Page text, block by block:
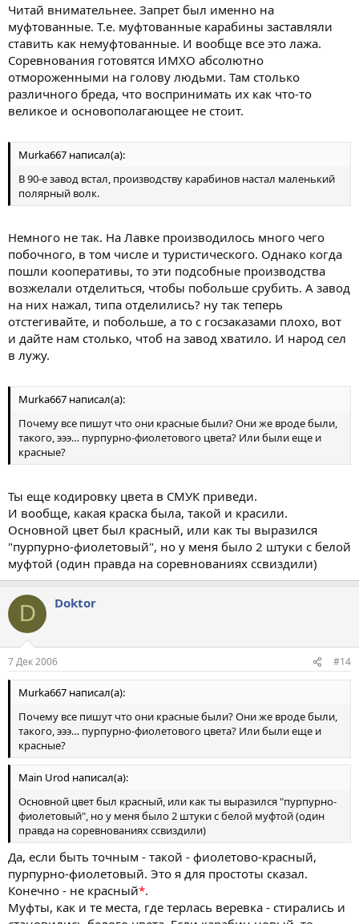
Читай внимательнее. Запрет был именно на
муфтованные. Т.е. муфтованные карабины заставляли
ставить как немуфтованные. И вообще все это лажа.
Соревнования готовятся ИМХО абсолютно
отмороженными на голову людьми. Там столько
различного бреда, что воспринимать их как что-то
великое и основополагающее не стоит.
Murka667 написал(а):
В 90-е завод встал, производству карабинов настал маленький
полярный волк.
Немного не так. На Лавке производилось много чего
побочного, в том числе и туристического. Однако когда
пошли кооперативы, то эти подсобные производства
возжелали отделиться, чтобы побольше срубить. А завод
на них нажал, типа отделились? ну так теперь
отстегивайте, и побольше, а то с госзаказами плохо, вот
и дайте нам столько, чтоб на завод хватило. И народ сел
в лужу.
Murka667 написал(а):
Почему все пишут что они красные были? Они же вроде были,
такого, эээ… пурпурно-фиолетового цвета? Или были еще и
красные?
Ты еще кодировку цвета в СМУК приведи.
И вообще, какая краска была, такой и красили.
Основной цвет был красный, или как ты выразился
"пурпурно-фиолетовый", но у меня было 2 штуки с белой
муфтой (один правда на соревнованиях ссвиздили)
D Doktor
7 Дек 2006 #14
Murka667 написал(а):
Почему все пишут что они красные были? Они же вроде были,
такого, эээ… пурпурно-фиолетового цвета? Или были еще и
красные?
Main Urod написал(а):
Основной цвет был красный, или как ты выразился "пурпурно-
фиолетовый", но у меня было 2 штуки с белой муфтой (один
правда на соревнованиях ссвиздили)
Да, если быть точным - такой - фиолетово-красный,
пурпурно-фиолетовый. Это я для простоты сказал.
Конечно - не красный*.
Муфты, как и те места, где терлась веревка - стирались и